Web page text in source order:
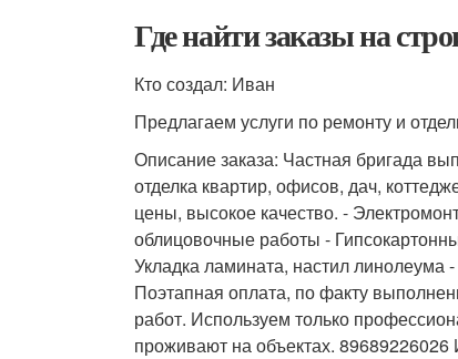
Где найти заказы на
Кто создал: Иван
Предлагаем услуги по ремонту и
Описание заказа: Частная бригада
отделка квартир, офисов, дач,
цены, высокое качество. -
облицовочные работы -
Укладка ламината, настил
Поэтапная оплата, по факту
работ. Используем только
проживают на объектах. 89689226026